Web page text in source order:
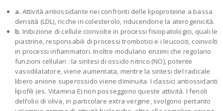
a. Attività antiossidante nei confronti delle lipoproteine a bassa
densità (LDL), ricche in colesterolo, riducendone la aterogenicità.
b. Inibizione di cellule coinvolte in processi fisiopatologici, quali le
piastrine, responsabili di processi trombotici e i leucociti, coinvolti
in processi infiammatori. Inoltre modulano enzimi che regolano
funzioni cellulari : la sintesi di ossido nitrico (NO), potente
vasodilatatore, viene aumentata, mentre la sintesi del radicale
libero anione superossido viene diminuita. I classici antiossidanti
lipofili (es. Vitamina E) non posseggono queste attività. I fenoli
dell’olio di oliva, in particolare extra vergine, svolgono pertanto